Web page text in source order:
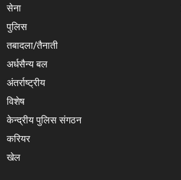
सेना
पुलिस
तबादला/तैनाती
अर्धसैन्य बल
अंतर्राष्ट्रीय
विशेष
केन्द्रीय पुलिस संगठन
करियर
खेल